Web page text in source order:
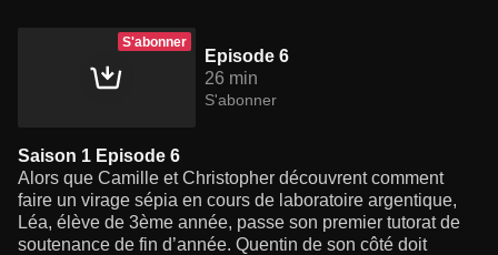
S'abonner
Episode 6
26 min
S'abonner
Saison 1 Episode 6
Alors que Camille et Christopher découvrent comment
faire un virage sépia en cours de laboratoire argentique,
Léa, élève de 3ème année, passe son premier tutorat de
soutenance de fin d’année. Quentin de son côté doit